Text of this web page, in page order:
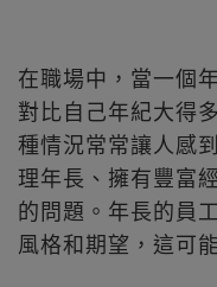
在職場中，當一個
對比自己年紀大得
種情況常常讓人感
理年長、擁有豐富
的問題。年長的員
風格和期望，這可